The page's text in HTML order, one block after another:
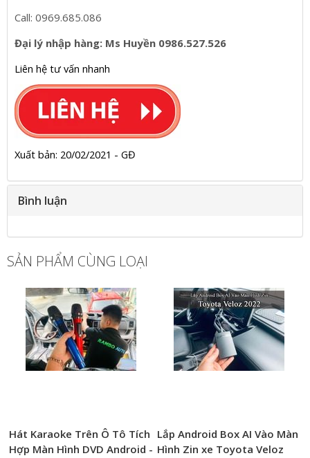
Call: 0969.685.086
Đại lý nhập hàng: Ms Huyền 0986.527.526
Liên hệ tư vấn nhanh
Xuất bản: 20/02/2021 - GĐ
Bình luận
SẢN PHẨM CÙNG LOẠI
Hát Karaoke Trên Ô Tô Tích
Hợp Màn Hình DVD Android -
Lắp Android Box AI Vào Màn
Hình Zin xe Toyota Veloz